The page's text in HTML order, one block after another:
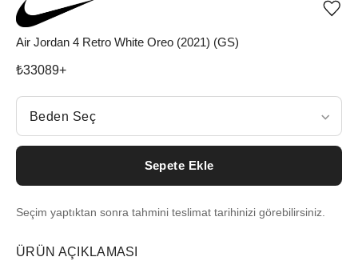
Air Jordan 4 Retro White Oreo (2021) (GS)
₺33089+
Beden Seç
Beden Seç
Sepete Ekle
Seçim yaptıktan sonra tahmini teslimat tarihinizi görebilirsiniz.
ÜRÜN AÇIKLAMASI